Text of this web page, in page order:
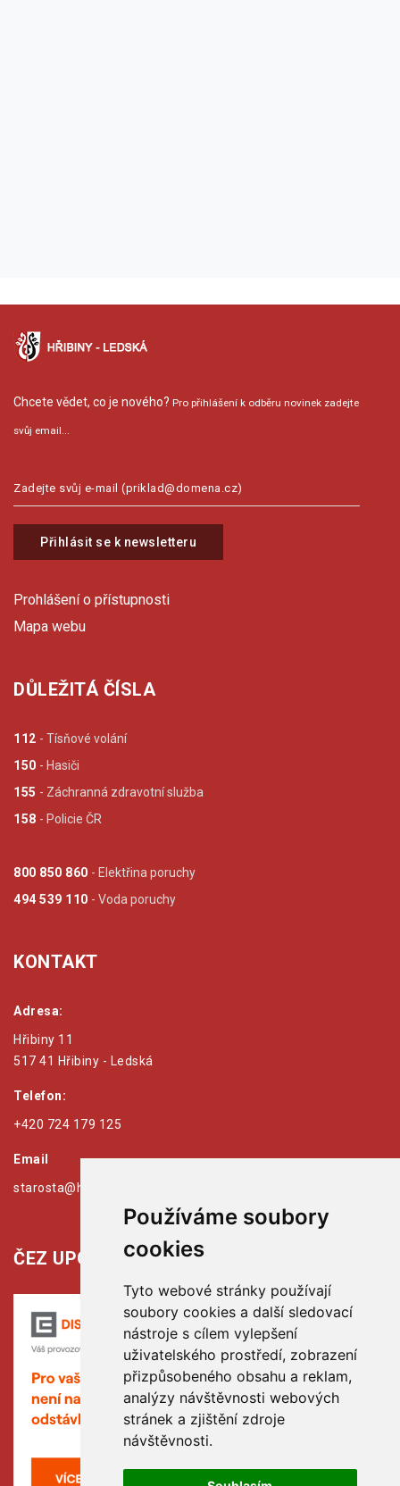
Používáme soubory
cookies
Tyto webové stránky používají
soubory cookies a další sledovací
nástroje s cílem vylepšení
uživatelského prostředí, zobrazení
přizpůsobeného obsahu a reklam,
analýzy návštěvnosti webových
stránek a zjištění zdroje
návštěvnosti.
Chcete vědet, co je nového? Pro přihlášení k odběru novinek zadejte
svůj email...
Přihlásit se k newsletteru
Prohlášení o přístupnosti
Mapa webu
DŮLEŽITÁ ČÍSLA
112 - Tísňové volání
150 - Hasiči
155 - Záchranná zdravotní služba
158 - Policie ČR
800 850 860 - Elektřina poruchy
494 539 110 - Voda poruchy
KONTAKT
Adresa:
Hřibiny 11
517 41 Hřibiny - Ledská
Telefon:
+420 724 179 125
Email
starosta@hribiny-ledska.cz
ČEZ UPOZORŇUJE: